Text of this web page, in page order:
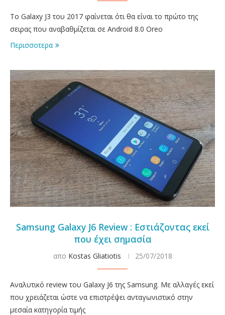
Το Galaxy J3 του 2017 φαίνεται ότι θα είναι το πρώτο της
σειρας που αναβαθμίζεται σε Android 8.0 Oreo
Περισσοτερα
Samsung Galaxy J6 Review : Εστιάζοντας εκεί
που έχει σημασία
απο Kostas Gliatiotis 25/07/2018
Αναλυτικό review του Galaxy J6 της Samsung. Με αλλαγές εκεί
που χρειάζεται ώστε να επιστρέψει ανταγωνιστικό στην
μεσαία κατηγορία τιμής